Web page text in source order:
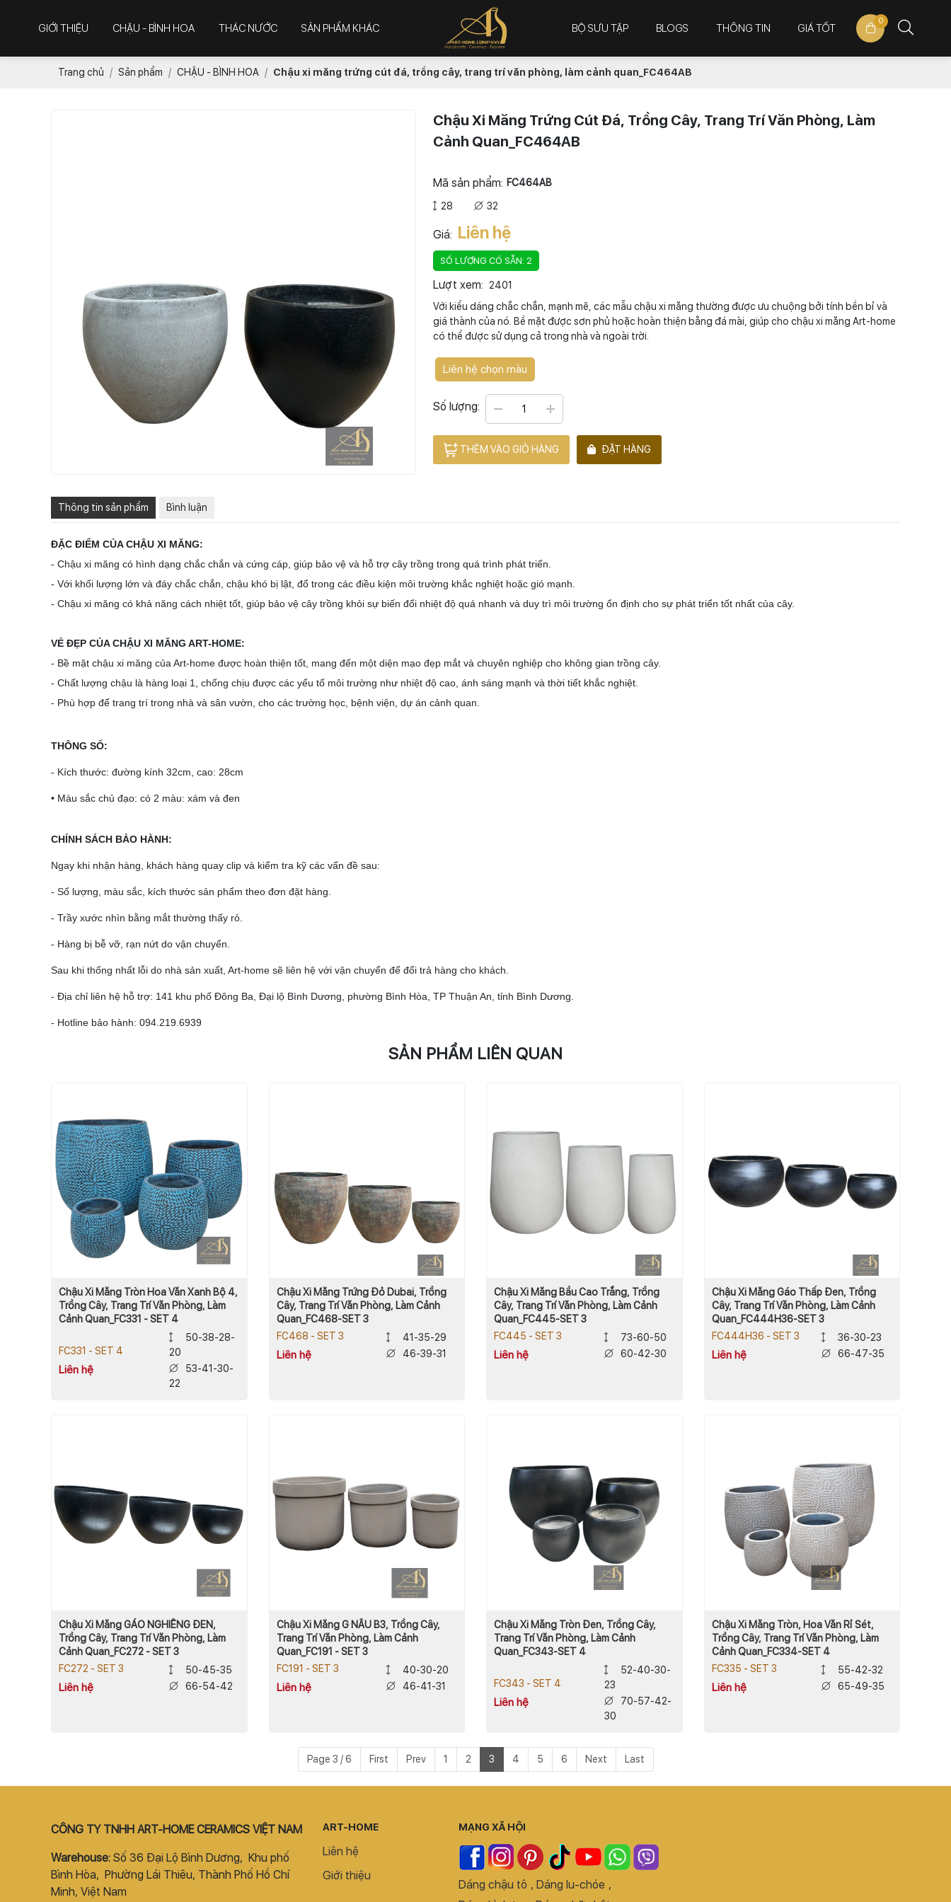
GIỚI THIỆU CHẬU - BÌNH HOA THÁC NƯỚC SẢN PHẨM KHÁC BỘ SƯU TẬP BLOGS THÔNG TIN GIÁ TỐT
0
Trang chủ Sản phẩm CHẬU - BÌNH HOA Chậu xi măng trứng cút đá, trồng cây, trang trí văn phòng, làm cảnh quan_FC464AB
Chậu Xi Măng Trứng Cút Đá, Trồng Cây, Trang Trí Văn Phòng, Làm
Cảnh Quan_FC464AB
Mã sản phẩm: FC464AB
28 32
Giá: Liên hệ
SỐ LƯỢNG CÓ SẴN: 2
Lượt xem:
2401
Với kiểu dáng chắc chắn, mạnh mẽ, các mẫu chậu xi măng thường được ưu chuộng bởi tính bền bỉ và
giá thành của nó. Bề mặt được sơn phủ hoặc hoàn thiện bằng đá mài, giúp cho chậu xi măng Art-home
có thể được sử dụng cả trong nhà và ngoài trời.
Liên hệ chọn màu
Số lượng:
THÊM VÀO GIỎ HÀNG ĐẶT HÀNG
Thông tin sản phẩm Bình luận
ĐẶC ĐIỂM CỦA CHẬU XI MĂNG:
- Chậu xi măng có hình dạng chắc chắn và cứng cáp, giúp bảo vệ và hỗ trợ cây trồng trong quá trình phát triển.
- Với khối lượng lớn và đáy chắc chắn, chậu khó bị lật, đổ trong các điều kiện môi trường khắc nghiệt hoặc gió mạnh.
- Chậu xi măng có khả năng cách nhiệt tốt, giúp bảo vệ cây trồng khỏi sự biến đổi nhiệt độ quá nhanh và duy trì môi trường ổn định cho sự phát triển tốt nhất của cây.
VẺ ĐẸP CỦA CHẬU XI MĂNG ART-HOME:
- Bề mặt chậu xi măng của Art-home được hoàn thiện tốt, mang đến một diện mạo đẹp mắt và chuyên nghiệp cho không gian trồng cây.
- Chất lượng chậu là hàng loại 1, chống chịu được các yếu tố môi trường như nhiệt độ cao, ánh sáng mạnh và thời tiết khắc nghiệt.
- Phù hợp để trang trí trong nhà và sân vườn, cho các trường học, bệnh viện, dự án cảnh quan.
THÔNG SỐ:
- Kích thước: đường kính 32cm, cao: 28cm
• Màu sắc chủ đạo: có 2 màu: xám và đen
CHÍNH SÁCH BẢO HÀNH:
Ngay khi nhận hàng, khách hàng quay clip và kiểm tra kỹ các vấn đề sau:
- Số lượng, màu sắc, kích thước sản phẩm theo đơn đặt hàng.
- Trầy xước nhìn bằng mắt thường thấy rỏ.
- Hàng bị bễ vỡ, rạn nứt do vận chuyển.
Sau khi thống nhất lỗi do nhà sản xuất, Art-home sẽ liên hệ với vận chuyển để đổi trả hàng cho khách.
- Địa chỉ liên hệ hỗ trợ: 141 khu phố Đông Ba, Đại lộ Bình Dương, phường Bình Hòa, TP Thuận An, tỉnh Bình Dương.
- Hotline bảo hành: 094.219.6939
SẢN PHẨM LIÊN QUAN
Chậu Xi Măng Tròn Hoa Văn Xanh Bộ 4,
Trồng Cây, Trang Trí Văn Phòng, Làm
Cảnh Quan_FC331 - SET 4
FC331 - SET 4
Liên hệ
50-38-28-
20
53-41-30-
22
Chậu Xi Măng Trứng Đỏ Dubai, Trồng
Cây, Trang Trí Văn Phòng, Làm Cảnh
Quan_FC468-SET 3
FC468 - SET 3
Liên hệ
41-35-29
46-39-31
Chậu Xi Măng Bầu Cao Trắng, Trồng
Cây, Trang Trí Văn Phòng, Làm Cảnh
Quan_FC445-SET 3
FC445 - SET 3
Liên hệ
73-60-50
60-42-30
Chậu Xi Măng Gáo Thấp Đen, Trồng
Cây, Trang Trí Văn Phòng, Làm Cảnh
Quan_FC444H36-SET 3
FC444H36 - SET 3
Liên hệ
36-30-23
66-47-35
Chậu Xi Măng GÁO NGHIÊNG ĐEN,
Trồng Cây, Trang Trí Văn Phòng, Làm
Cảnh Quan_FC272 - SET 3
FC272 - SET 3
Liên hệ
50-45-35
66-54-42
Chậu Xi Măng G NÂU B3, Trồng Cây,
Trang Trí Văn Phòng, Làm Cảnh
Quan_FC191 - SET 3
FC191 - SET 3
Liên hệ
40-30-20
46-41-31
Chậu Xi Măng Tròn Đen, Trồng Cây,
Trang Trí Văn Phòng, Làm Cảnh
Quan_FC343-SET 4
FC343 - SET 4
Liên hệ
52-40-30-
23
70-57-42-
30
Chậu Xi Măng Tròn, Hoa Văn Rỉ Sét,
Trồng Cây, Trang Trí Văn Phòng, Làm
Cảnh Quan_FC334-SET 4
FC335 - SET 3
Liên hệ
55-42-32
65-49-35
Page 3 / 6 First Prev 1 2 3 4 5 6 Next Last
CÔNG TY TNHH ART-HOME CERAMICS VIỆT NAM
Warehouse: Số 36 Đại Lộ Bình Dương, Khu phố
Bình Hòa, Phường Lái Thiêu, Thành Phố Hồ Chí
Minh, Việt Nam
ART-HOME
Liên hệ
Giới thiệu
MẠNG XÃ HỘI
Dáng chậu tô , Dáng lu-chóe ,